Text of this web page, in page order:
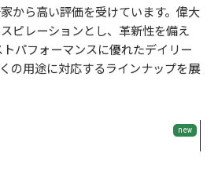
から高い評価を受けています。偉大
ピレーションとし、革新性を備え
パフォーマンスに優れたデイリー
の用途に対応するラインナップを展
new